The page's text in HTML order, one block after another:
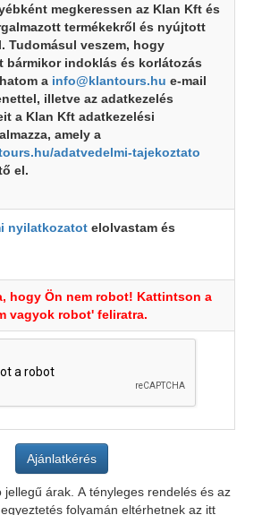
megkeressen az Klan Kft és
termékekről és nyújtott
Tudomásul veszem, hogy
bármikor indoklás és korlátozás
a info@klantours.hu e-mail
illetve az adatkezelés
a Klan Kft adatkezelési
amely a
adatvedelmi-tajekoztato
el.
nyilatkozatot elolvastam és
hogy Ön nem robot! Kattintson a
vagyok robot' feliratra.
jellegű árak. A tényleges rendelés és az
folyamán eltérhetnek az itt